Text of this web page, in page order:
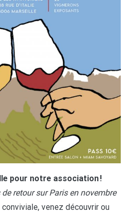
pour notre association !
retour sur Paris en novembre
conviviale, venez découvrir ou